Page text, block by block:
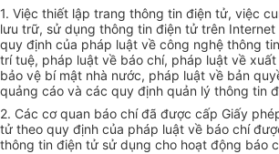
1. Việc thiết lập trang thông tin điện tử, việc
lưu trữ, sử dụng thông tin điện tử trên Internet
quy định của pháp luật về công nghệ thông
trí tuệ, pháp luật về báo chí, pháp luật về
bảo vệ bí mật nhà nước, pháp luật về bản
quảng cáo và các quy định quản lý thông tin
2. Các cơ quan báo chí đã được cấp Giấy
tử theo quy định của pháp luật về báo chí
thông tin điện tử sử dụng cho hoạt động báo